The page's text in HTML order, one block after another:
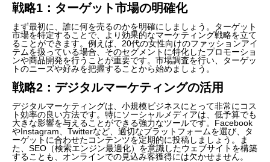
戦略1：ターゲット市場の明確化
まず最初に、誰に何を売るのかを明確にしましょう。ターゲット
市場を特定することで、より効果的なマーケティング戦略を立て
ることができます。例えば、20代の女性向けのファッションアイ
テムを扱っている場合、そのセグメントに特化したプロモーショ
ンや商品開発を行うことが重要です。市場調査を行い、ターゲッ
トのニーズや好みを把握することから始めましょう。
戦略2：デジタルマーケティングの活用
デジタルマーケティングは、小規模ビジネスにとって非常にコス
ト効率の良い方法です。特にソーシャルメディアは、低予算でも
大きな影響を与えることができる強力なツールです。Facebook
やInstagram、Twitterなど、適切なプラットフォームを選び、タ
ーゲットに合わせたコンテンツを定期的に投稿しましょう。ま
た、SEO（検索エンジン最適化）を意識したウェブサイトを構築
することも、オンラインでの見込み客獲得には欠かせません。